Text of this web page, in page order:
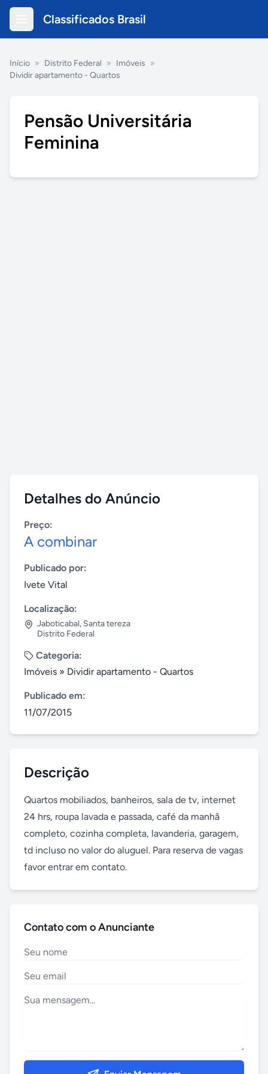
Classificados Brasil
Início » Distrito Federal » Imóveis »
Dividir apartamento - Quartos
Pensão Universitária
Feminina
Detalhes do Anúncio
Preço:
A combinar
Publicado por:
Ivete Vital
Localização:
Jaboticabal, Santa tereza
Distrito Federal
Categoria:
Imóveis » Dividir apartamento - Quartos
Publicado em:
11/07/2015
Descrição
Quartos mobiliados, banheiros, sala de tv, internet
24 hrs, roupa lavada e passada, café da manhã
completo, cozinha completa, lavanderia, garagem,
td incluso no valor do aluguel. Para reserva de vagas
favor entrar em contato.
Contato com o Anunciante